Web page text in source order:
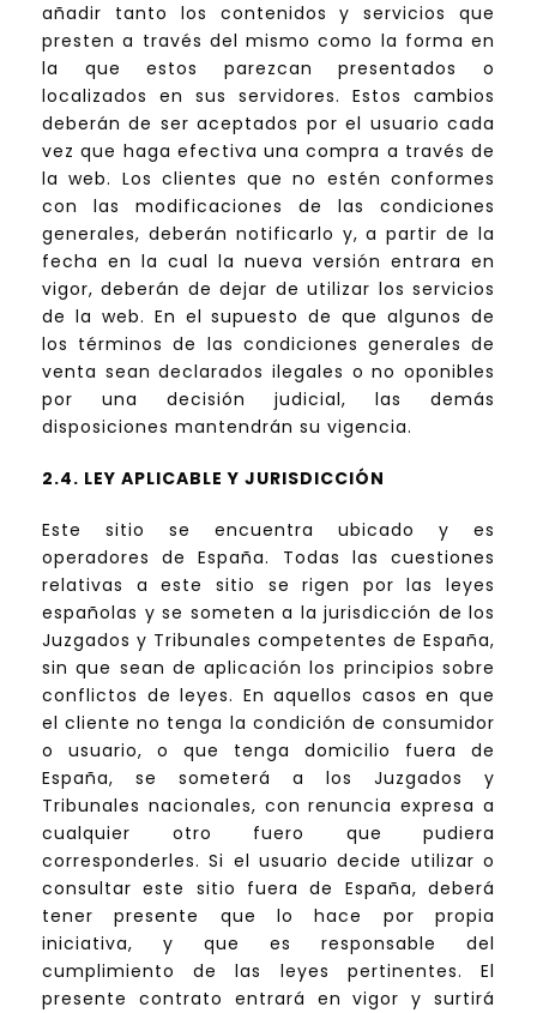
añadir tanto los contenidos y servicios que
presten a través del mismo como la forma en
la que estos parezcan presentados o
localizados en sus servidores. Estos cambios
deberán de ser aceptados por el usuario cada
vez que haga efectiva una compra a través de
la web. Los clientes que no estén conformes
con las modificaciones de las condiciones
generales, deberán notificarlo y, a partir de la
fecha en la cual la nueva versión entrara en
vigor, deberán de dejar de utilizar los servicios
de la web. En el supuesto de que algunos de
los términos de las condiciones generales de
venta sean declarados ilegales o no oponibles
por una decisión judicial, las demás
disposiciones mantendrán su vigencia.
2.4. LEY APLICABLE Y JURISDICCIÓN
Este sitio se encuentra ubicado y es
operadores de España. Todas las cuestiones
relativas a este sitio se rigen por las leyes
españolas y se someten a la jurisdicción de los
Juzgados y Tribunales competentes de España,
sin que sean de aplicación los principios sobre
conflictos de leyes. En aquellos casos en que
el cliente no tenga la condición de consumidor
o usuario, o que tenga domicilio fuera de
España, se someterá a los Juzgados y
Tribunales nacionales, con renuncia expresa a
cualquier otro fuero que pudiera
corresponderles. Si el usuario decide utilizar o
consultar este sitio fuera de España, deberá
tener presente que lo hace por propia
iniciativa, y que es responsable del
cumplimiento de las leyes pertinentes. El
presente contrato entrará en vigor y surtirá